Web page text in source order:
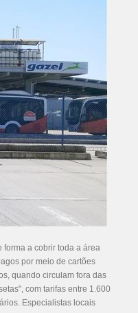
a cobrir toda a área
por meio de cartões
quando circulam fora das
com tarifas entre 1.600
Especialistas locais